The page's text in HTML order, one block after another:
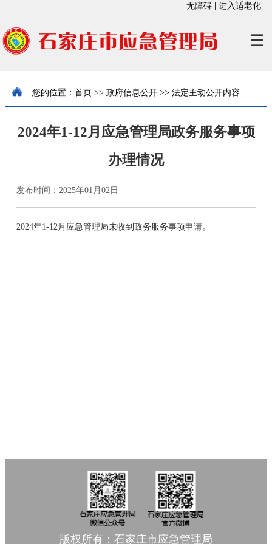
无障碍 |进入适老化
☰
您的位置：首页 >>政府信息公开 >>法定主动公开内容
2024年1-12月应急管理局政务服务事项
办理情况
发布时间：2025年01月02日
2024年1-12月应急管理局未收到政务服务事项申请。